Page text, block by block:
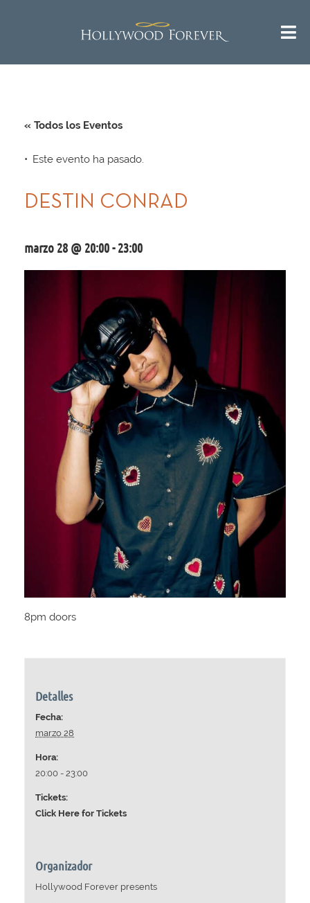
« Todos los Eventos
Este evento ha pasado.
DESTIN CONRAD
marzo 28 @ 20:00-23:00
8pm doors
Detalles
Fecha:
marzo 28
Hora:
20:00 - 23:00
Tickets:
Click Here for Tickets
Organizador
Hollywood Forever presents